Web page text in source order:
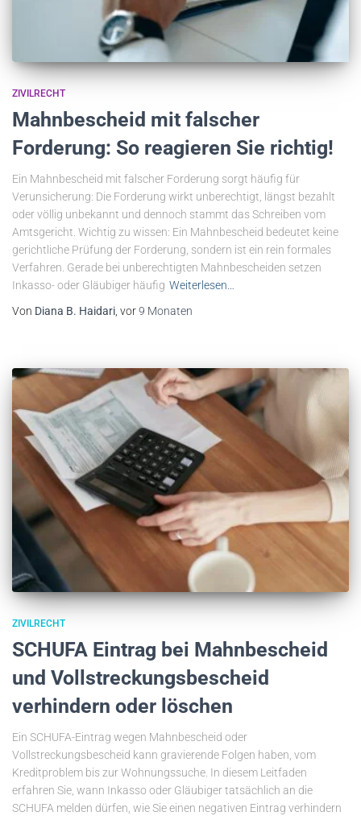
ZIVILRECHT
Mahnbescheid mit falscher
Forderung: So reagieren Sie richtig!
Ein Mahnbescheid mit falscher Forderung sorgt häufig für
Verunsicherung: Die Forderung wirkt unberechtigt, längst bezahlt
oder völlig unbekannt und dennoch stammt das Schreiben vom
Amtsgericht. Wichtig zu wissen: Ein Mahnbescheid bedeutet keine
gerichtliche Prüfung der Forderung, sondern ist ein rein formales
Verfahren. Gerade bei unberechtigten Mahnbescheiden setzen
Inkasso- oder Gläubiger häufig Weiterlesen…
Von Diana B. Haidari , vor9 Monaten
ZIVILRECHT
SCHUFA Eintrag bei Mahnbescheid
und Vollstreckungsbescheid
verhindern oder löschen
Ein SCHUFA-Eintrag wegen Mahnbescheid oder
Vollstreckungsbescheid kann gravierende Folgen haben, vom
Kreditproblem bis zur Wohnungssuche. In diesem Leitfaden
erfahren Sie, wann Inkasso oder Gläubiger tatsächlich an die
SCHUFA melden dürfen, wie Sie einen negativen Eintrag verhindern